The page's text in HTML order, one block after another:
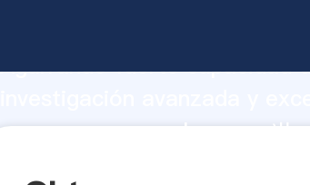
Agarrando fuerte capacidad
تغذیه معدنی marschner s از گیاهان بالاتر proveedor crea el